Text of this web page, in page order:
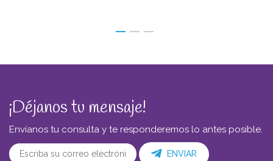
¡Déjanos tu mensaje!
Envíanos tu consulta y te responderemos lo antes posible.
ENVIAR